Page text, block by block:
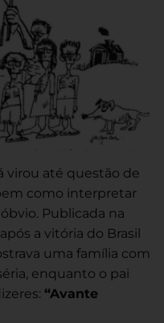
virou até questão de
como interpretar
Publicada na
a vitória do Brasil
uma família com
enquanto o pai
“Avante